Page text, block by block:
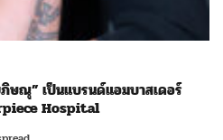
ษณุ” เป็นแบรนด์แอมบาสเดอร์
Hospital